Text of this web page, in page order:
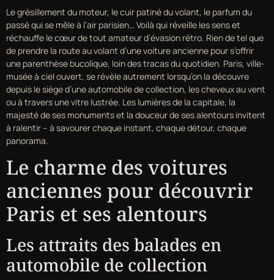
Le grésillement du moteur, le cuir patiné du volant, le parfum du
passé qui se mêle à l’air parisien… Voilà qui réveille les sens et
réchauffe le cœur de tout amateur d’évasion rétro. Rien de tel que
de prendre la route au volant d’une voiture ancienne pour s’offrir
une parenthèse bucolique, loin des tracas du quotidien. Paris, ville-
musée à ciel ouvert, se révèle autrement lorsqu’on la découvre
depuis le siège d’une automobile de collection, les cheveux au vent
ou à travers une vitre lustrée. Les lumières de la capitale, la
majesté de ses monuments et la douceur de ses alentours invitent
à ralentir – à savourer chaque instant, chaque détour, chaque
panorama.
Le charme des voitures
anciennes pour découvrir
Paris et ses alentours
Les attraits des balades en
automobile de collection